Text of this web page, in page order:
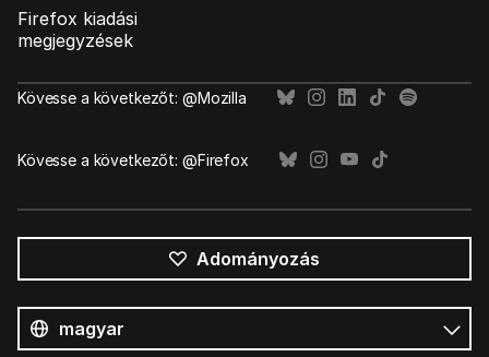
Firefox kiadási
megjegyzések
Kövesse a következőt: @Mozilla
Kövesse a következőt: @Firefox
Adományozás
nyelv
Nyelv